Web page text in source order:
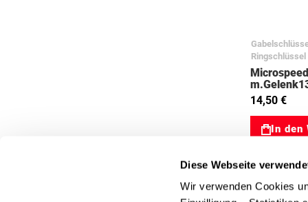
Diese Webseite
Wir verwenden Cookies
Ringschlüssel
14,50 €
In